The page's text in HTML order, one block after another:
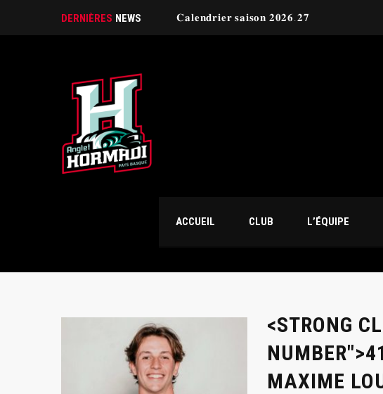
DERNIÈRES NEWS 𝐂𝐚𝐥𝐞𝐧𝐝𝐫𝐢𝐞𝐫 𝐬𝐚𝐢𝐬𝐨𝐧 𝟐𝟎𝟐𝟔.𝟐𝟕
ACCUEIL CLUB L’ÉQUIPE
<STRONG
MAXIME